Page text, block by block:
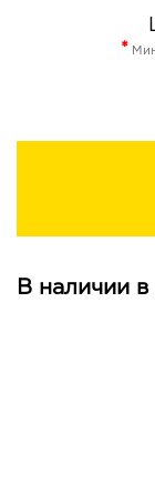
*
В наличии в